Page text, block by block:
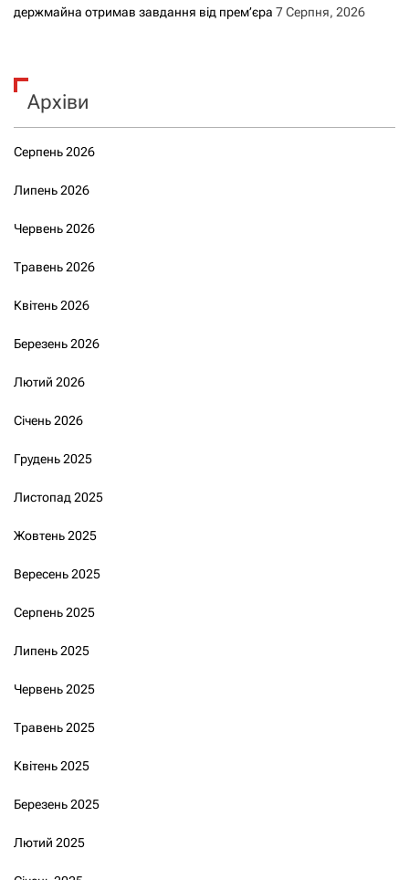
держмайна отримав завдання від прем’єра 7 Серпня, 2026
Архіви
Серпень 2026
Липень 2026
Червень 2026
Травень 2026
Квітень 2026
Березень 2026
Лютий 2026
Січень 2026
Грудень 2025
Листопад 2025
Жовтень 2025
Вересень 2025
Серпень 2025
Липень 2025
Червень 2025
Травень 2025
Квітень 2025
Березень 2025
Лютий 2025